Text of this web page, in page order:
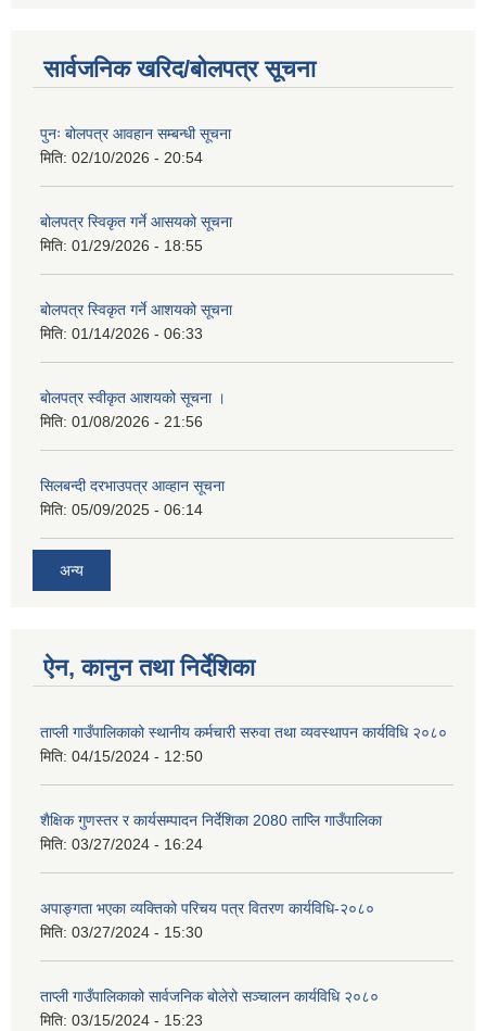
सार्वजनिक खरिद/बोलपत्र सूचना
पुनः बोलपत्र आवहान सम्बन्धी सूचना
मिति: 02/10/2026 - 20:54
बोलपत्र स्विकृत गर्ने आसयको सूचना
मिति: 01/29/2026 - 18:55
बोलपत्र स्विकृत गर्ने आशयको सूचना
मिति: 01/14/2026 - 06:33
बोलपत्र स्वीकृत आशयको सूचना ।
मिति: 01/08/2026 - 21:56
सिलबन्दी दरभाउपत्र आव्हान सूचना
मिति: 05/09/2025 - 06:14
अन्य
ऐन, कानुन तथा निर्देशिका
ताप्ली गाउँपालिकाको स्थानीय कर्मचारी सरुवा तथा व्यवस्थापन कार्यविधि २०८०
मिति: 04/15/2024 - 12:50
शैक्षिक गुणस्तर र कार्यसम्पादन निर्देशिका 2080 ताप्लि गाउँपालिका
मिति: 03/27/2024 - 16:24
अपाङ्गता भएका व्यक्तिको परिचय पत्र वितरण कार्यविधि-२०८०
मिति: 03/27/2024 - 15:30
ताप्ली गाउँपालिकाको सार्वजनिक बोलेरो सञ्चालन कार्यविधि २०८०
मिति: 03/15/2024 - 15:23